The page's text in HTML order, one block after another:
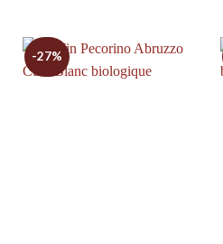
-27%